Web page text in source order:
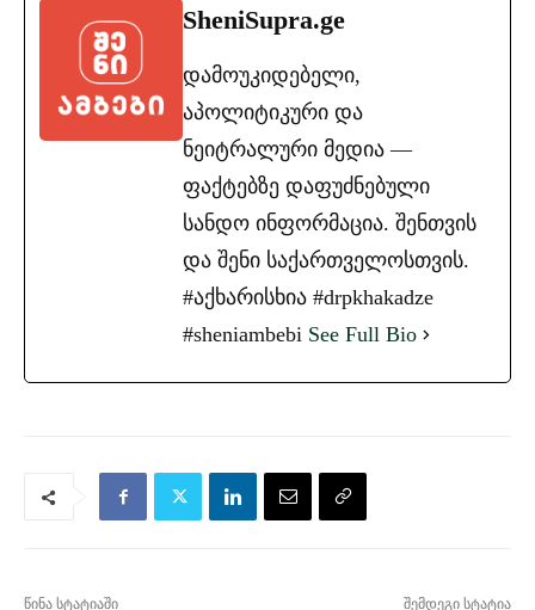
SheniSupra.ge
დამოუკიდებელი,
აპოლიტიკური და
ნეიტრალური მედია —
ფაქტებზე დაფუძნებული
სანდო ინფორმაცია. შენთვის
და შენი საქართველოსთვის.
#აქხარისხია #drpkhakadze
#sheniambebi See Full Bio
წინა სტატიაში შემდეგი სტატია